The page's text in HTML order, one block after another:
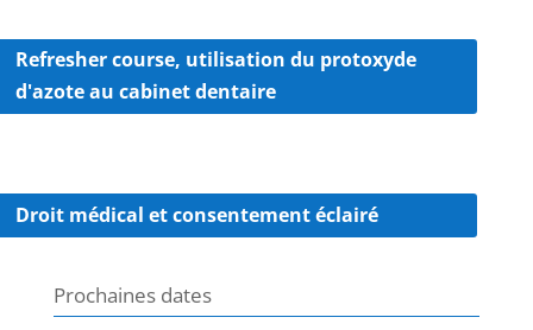
Refresher course, utilisation du protoxyde
d'azote au cabinet dentaire
Droit médical et consentement éclairé
Prochaines dates